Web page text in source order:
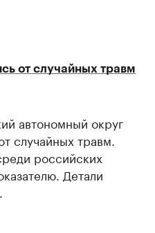
от случайных травм
автономный округ
случайных травм.
российских
Детали